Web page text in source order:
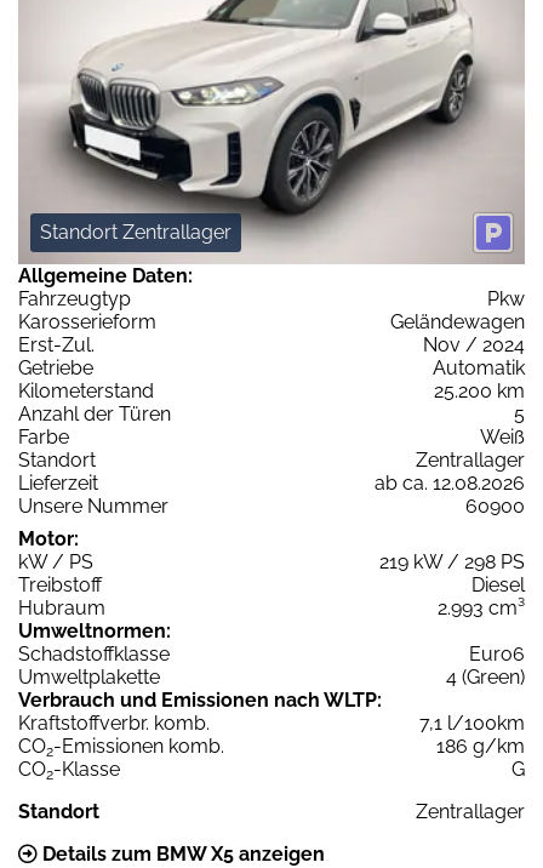
Standort Zentrallager
Allgemeine Daten:
Fahrzeugtyp
Pkw
Karosserieform
Geländewagen
Erst-Zul.
Nov / 2024
Getriebe
Automatik
Kilometerstand
25.200 km
Anzahl der Türen
5
Farbe
Weiß
Standort
Zentrallager
Lieferzeit
ab ca. 12.08.2026
Unsere Nummer
60900
Motor:
kW / PS
219 kW / 298 PS
Treibstoff
Diesel
Hubraum
2.993 cm³
Umweltnormen:
Schadstoffklasse
Euro6
Umweltplakette
4 (Green)
Verbrauch und Emissionen nach WLTP:
Kraftstoffverbr. komb.
7,1 l/100km
CO2-Emissionen komb.
186 g/km
CO2-Klasse
G
Standort
Zentrallager
Details zum BMW X5 anzeigen